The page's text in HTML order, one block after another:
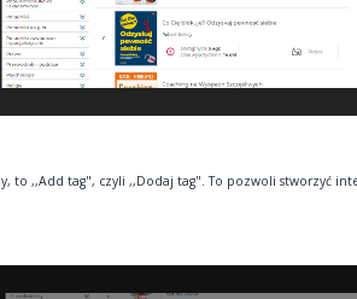
to ,,Add tag", czyli ,,Dodaj tag". To pozwoli stworzyć